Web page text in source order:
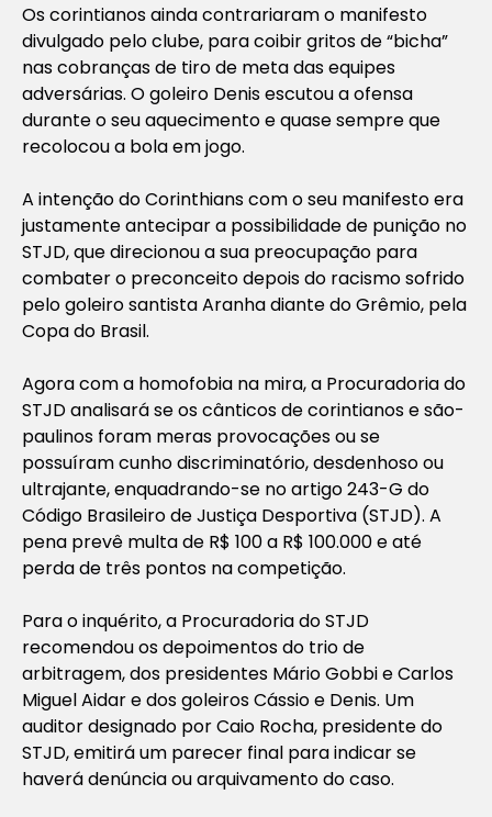
Os corintianos ainda contrariaram o manifesto
divulgado pelo clube, para coibir gritos de “bicha”
nas cobranças de tiro de meta das equipes
adversárias. O goleiro Denis escutou a ofensa
durante o seu aquecimento e quase sempre que
recolocou a bola em jogo.
A intenção do Corinthians com o seu manifesto era
justamente antecipar a possibilidade de punição no
STJD, que direcionou a sua preocupação para
combater o preconceito depois do racismo sofrido
pelo goleiro santista Aranha diante do Grêmio, pela
Copa do Brasil.
Agora com a homofobia na mira, a Procuradoria do
STJD analisará se os cânticos de corintianos e são-
paulinos foram meras provocações ou se
possuíram cunho discriminatório, desdenhoso ou
ultrajante, enquadrando-se no artigo 243-G do
Código Brasileiro de Justiça Desportiva (STJD). A
pena prevê multa de R$ 100 a R$ 100.000 e até
perda de três pontos na competição.
Para o inquérito, a Procuradoria do STJD
recomendou os depoimentos do trio de
arbitragem, dos presidentes Mário Gobbi e Carlos
Miguel Aidar e dos goleiros Cássio e Denis. Um
auditor designado por Caio Rocha, presidente do
STJD, emitirá um parecer final para indicar se
haverá denúncia ou arquivamento do caso.